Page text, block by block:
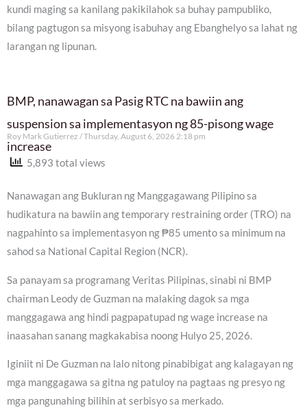
kundi maging sa kanilang pakikilahok sa buhay pampubliko,
bilang pagtugon sa misyong isabuhay ang Ebanghelyo sa lahat ng
larangan ng lipunan.
BMP, nanawagan sa Pasig RTC na bawiin ang
suspension sa implementasyon ng 85-pisong wage
increase
Roy Mark Gutierrez Thursday, August 6, 2026 2:18 pm
5,893 total views
Nanawagan ang Bukluran ng Manggagawang Pilipino sa
hudikatura na bawiin ang temporary restraining order (TRO) na
nagpahinto sa implementasyon ng ₱85 umento sa minimum na
sahod sa National Capital Region (NCR).
Sa panayam sa programang Veritas Pilipinas, sinabi ni BMP
chairman Leody de Guzman na malaking dagok sa mga
manggagawa ang hindi pagpapatupad ng wage increase na
inaasahan sanang magkakabisa noong Hulyo 25, 2026.
Iginiit ni De Guzman na lalo nitong pinabibigat ang kalagayan ng
mga manggagawa sa gitna ng patuloy na pagtaas ng presyo ng
mga pangunahing bilihin at serbisyo sa merkado.